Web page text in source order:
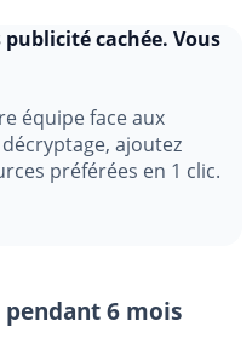
équipe face aux
ajoutez
préférées en 1 clic.